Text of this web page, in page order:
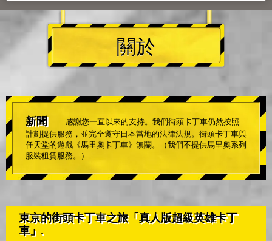
關於
新聞
感謝您一直以來的支持。我們街頭卡丁車仍然按照
計劃提供服務，並完全遵守日本當地的法律法規。街頭卡丁車與
任天堂的遊戲《馬里奧卡丁車》無關。（我們不提供馬里奧系列
服裝租賃服務。）
東京的街頭卡丁車之旅「真人版超級英雄卡丁
車」.